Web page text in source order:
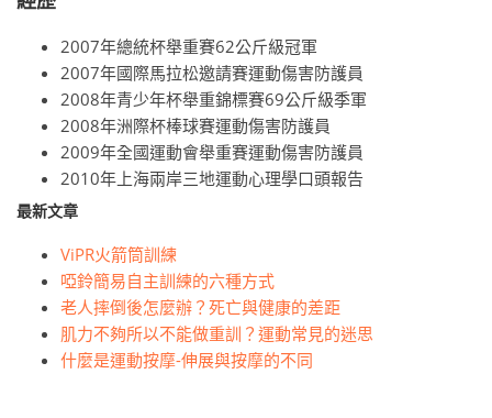
2007年總統杯舉重賽62公斤級冠軍
2007年國際馬拉松邀請賽運動傷害防護員
2008年青少年杯舉重錦標賽69公斤級季軍
2008年洲際杯棒球賽運動傷害防護員
2009年全國運動會舉重賽運動傷害防護員
2010年上海兩岸三地運動心理學口頭報告
最新文章
ViPR火箭筒訓練
啞鈴簡易自主訓練的六種方式
老人摔倒後怎麼辦？死亡與健康的差距
肌力不夠所以不能做重訓？運動常見的迷思
什麼是運動按摩-伸展與按摩的不同